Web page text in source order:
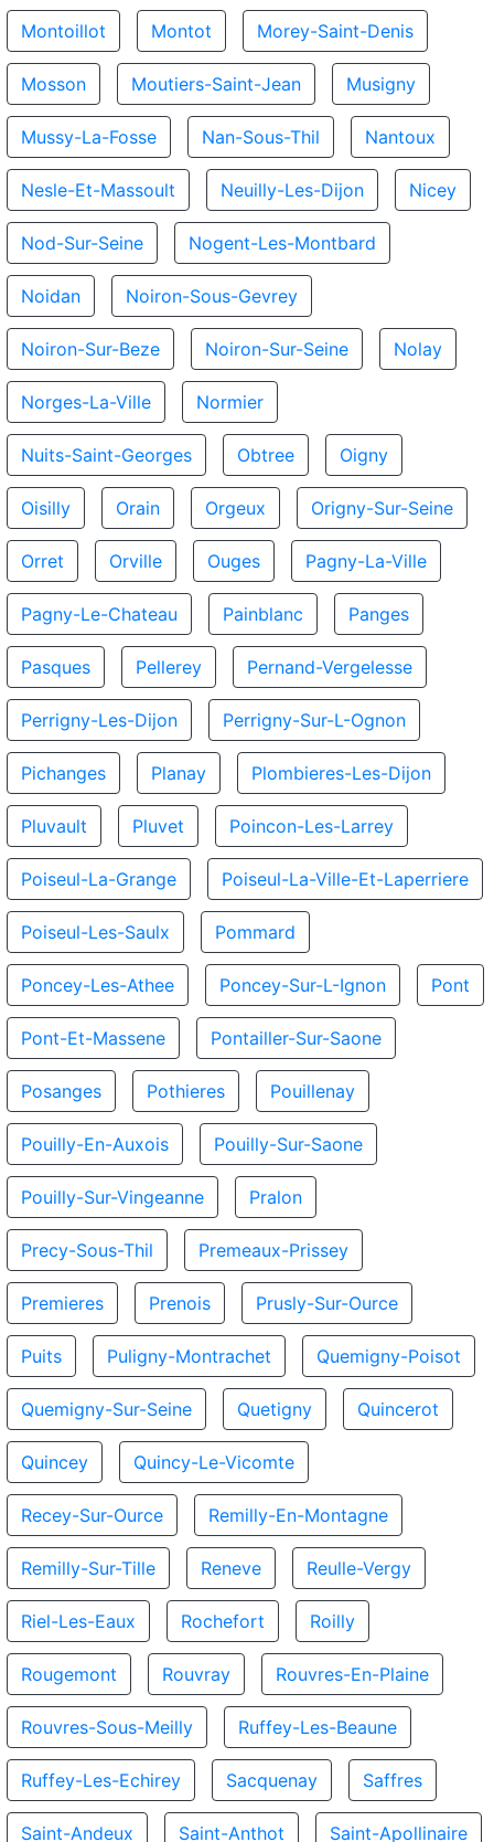
Montoillot Montot Morey-Saint-Denis
Mosson Moutiers-Saint-Jean Musigny
Mussy-La-Fosse Nan-Sous-Thil Nantoux
Nesle-Et-Massoult Neuilly-Les-Dijon Nicey
Nod-Sur-Seine Nogent-Les-Montbard
Noidan Noiron-Sous-Gevrey
Noiron-Sur-Beze Noiron-Sur-Seine Nolay
Norges-La-Ville Normier
Nuits-Saint-Georges Obtree Oigny
Oisilly Orain Orgeux Origny-Sur-Seine
Orret Orville Ouges Pagny-La-Ville
Pagny-Le-Chateau Painblanc Panges
Pasques Pellerey Pernand-Vergelesse
Perrigny-Les-Dijon Perrigny-Sur-L-Ognon
Pichanges Planay Plombieres-Les-Dijon
Pluvault Pluvet Poincon-Les-Larrey
Poiseul-La-Grange Poiseul-La-Ville-Et-Laperriere
Poiseul-Les-Saulx Pommard
Poncey-Les-Athee Poncey-Sur-L-Ignon Pont
Pont-Et-Massene Pontailler-Sur-Saone
Posanges Pothieres Pouillenay
Pouilly-En-Auxois Pouilly-Sur-Saone
Pouilly-Sur-Vingeanne Pralon
Precy-Sous-Thil Premeaux-Prissey
Premieres Prenois Prusly-Sur-Ource
Puits Puligny-Montrachet Quemigny-Poisot
Quemigny-Sur-Seine Quetigny Quincerot
Quincey Quincy-Le-Vicomte
Recey-Sur-Ource Remilly-En-Montagne
Remilly-Sur-Tille Reneve Reulle-Vergy
Riel-Les-Eaux Rochefort Roilly
Rougemont Rouvray Rouvres-En-Plaine
Rouvres-Sous-Meilly Ruffey-Les-Beaune
Ruffey-Les-Echirey Sacquenay Saffres
Saint-Andeux Saint-Anthot Saint-Apollinaire